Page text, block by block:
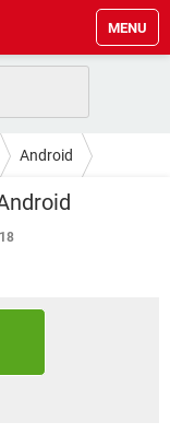
MENU
Android